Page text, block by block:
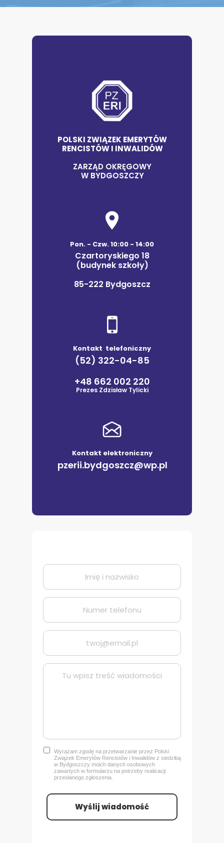
POLSKI ZWIĄZEK EMERYTÓW
RENCISTÓW I INWALIDÓW
ZARZĄD OKRĘGOWY
W BYDGOSZCZY
Kontakt elektroniczny
pzerii.bydgoszcz@wp.pl
Kontakt telefoniczny
(52) 322-04-85
+48 662 002 220
Prezes Zdzisław Tylicki
Pon. - Czw. 10:00 - 14:00
Czartoryskiego 18
(budynek szkoły)
85-222 Bydgoszcz
Wyrażam zgodę na przetwarzanie przez Polski
Związek Emerytów Rencistów i Inwalidów z siedzibą
w Bydgoszczy moich danych osobowych
zawartych w formularzu na potrzeby realizacji
przesłanego zgłoszenia.
Wyślij wiadomość